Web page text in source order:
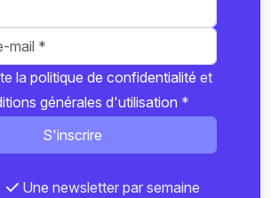
la politique de confidentialité et
générales d'utilisation *
S'inscrire
Une newsletter par semaine